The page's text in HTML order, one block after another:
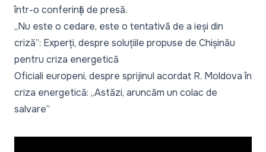
într-o conferință de presă.
„Nu este o cedare, este o tentativă de a ieși din
criză”: Experți, despre soluțiile propuse de Chișinău
pentru criza energetică
Oficiali europeni, despre sprijinul acordat R. Moldova în
criza energetică: „Astăzi, aruncăm un colac de
salvare”